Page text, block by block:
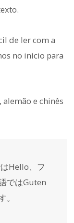
de ler com a
no início para
e chinês
Hello、フ
ではGuten